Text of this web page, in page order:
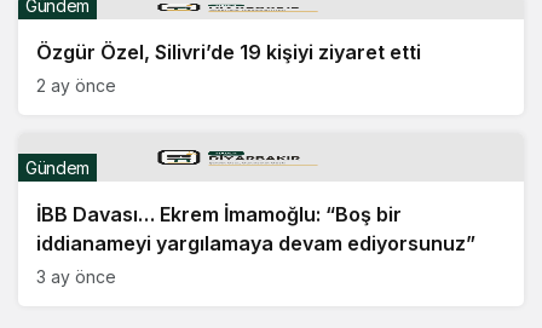
Özgür Özel, Silivri’de 19 kişiyi ziyaret etti
Gündem
2 ay önce
İBB Davası… Ekrem İmamoğlu: “Boş bir
iddianameyi yargılamaya devam ediyorsunuz”
Gündem
3 ay önce